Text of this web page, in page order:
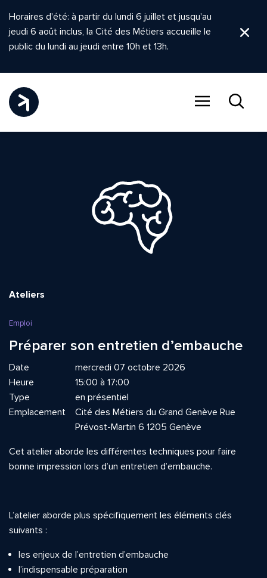
Horaires d'été: à partir du lundi 6 juillet et jusqu'au
jeudi 6 août inclus, la Cité des Métiers accueille le
public du lundi au jeudi entre 10h et 13h.
Ateliers
Emploi
Préparer son entretien d’embauche
Date
mercredi 07 octobre 2026
Heure
15:00 à 17:00
Type
en présentiel
Emplacement
Cité des Métiers du Grand Genève Rue
Prévost-Martin 6 1205 Genève
Cet atelier aborde les différentes techniques pour faire
bonne impression lors d’un entretien d’embauche.
L’atelier aborde plus spécifiquement les éléments clés
suivants :
les enjeux de l’entretien d’embauche
l’indispensable préparation